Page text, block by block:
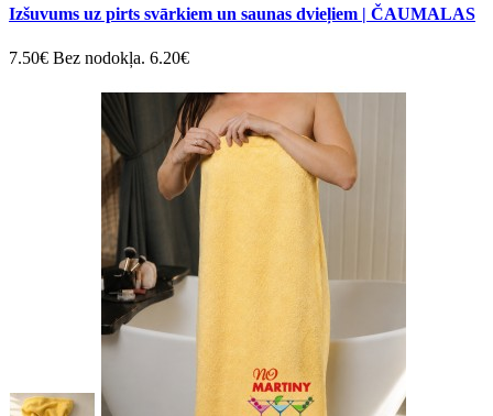
Izšuvums uz pirts svārkiem un saunas dvieļiem | ČAUMALAS
7.50€ Bez nodokļa. 6.20€